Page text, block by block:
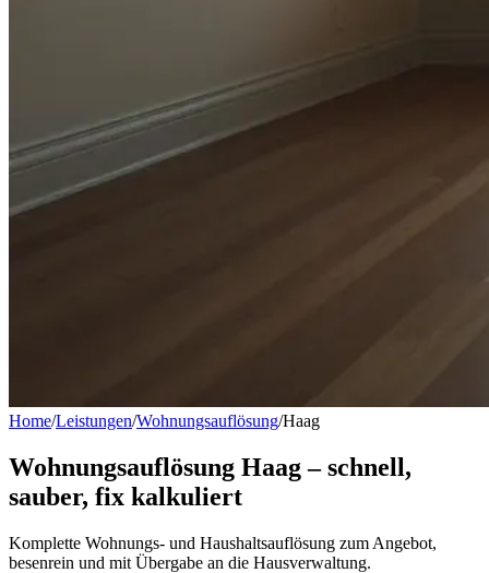
Home/Leistungen/Wohnungsauflösung/Haag
Wohnungsauflösung Haag – schnell,
sauber, fix kalkuliert
Komplette Wohnungs- und Haushaltsauflösung zum Angebot,
besenrein und mit Übergabe an die Hausverwaltung.